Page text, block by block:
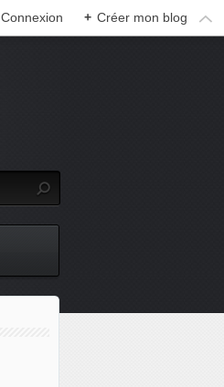
Connexion + Créer mon blog